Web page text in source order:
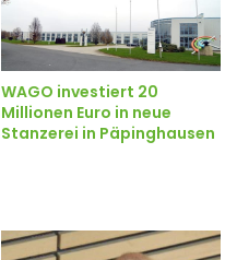
WAGO investiert 20
Millionen Euro in neue
Stanzerei in Päpinghausen